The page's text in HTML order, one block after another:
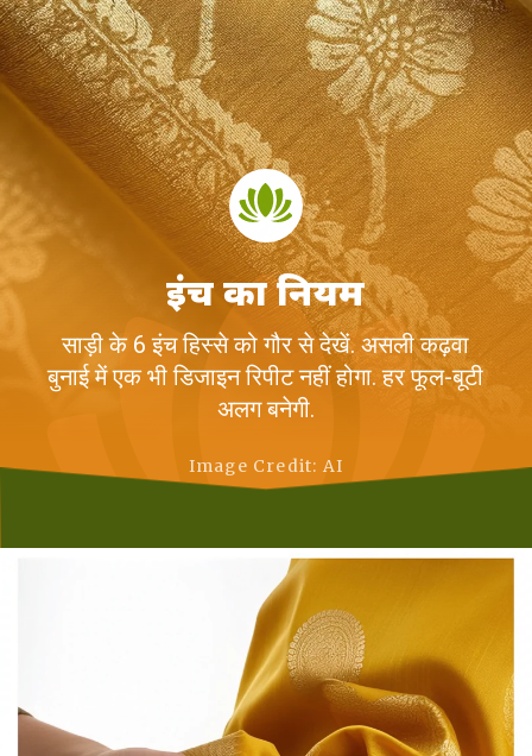
इंच का नियम
साड़ी के 6 इंच हिस्से को गौर से देखें. असली कढ़वा
बुनाई में एक भी डिजाइन रिपीट नहीं होगा. हर फूल-बूटी
अलग बनेगी.
Image Credit: AI